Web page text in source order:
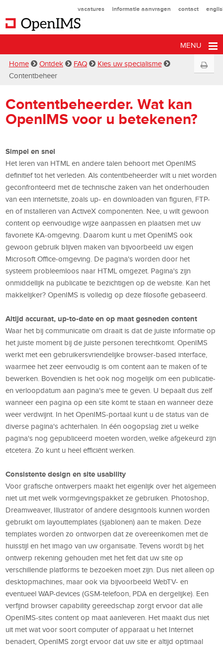
vacatures informatie aanvragen contact
MENU
Home Ontdek FAQ
Kies uw specialisme
Contentbeheer
Contentbeheerder. Wat kan
OpenIMS voor u betekenen?
Simpel en snel
Het leren van HTML en andere talen behoort met OpenIMS
definitief tot het verleden. Als contentbeheerder wilt u niet worden
geconfronteerd met de technische zaken van het onderhouden
van een internetsite, zoals up- en downloaden van figuren, FTP-
en of installeren van ActiveX componenten. Nee, u wilt gewoon
content op eenvoudige wijze aanpassen en plaatsen met uw
favoriete KA-omgeving. Daarom kunt u met OpenIMS ook
gewoon gebruik blijven maken van bijvoorbeeld uw eigen
Microsoft Office-omgeving. De pagina's worden door het
systeem probleemloos naar HTML omgezet. Pagina's zijn
onmiddellijk na publicatie te bezichtigen op de website. Kan het
makkelijker? OpenIMS is volledig op deze filosofie gebaseerd.
Altijd accuraat, up-to-date en op maat gesneden content
Waar het bij communicatie om draait is dat de juiste informatie op
het juiste moment bij de juiste personen terechtkomt. OpenIMS
werkt met een gebruikersvriendelijke browser-based interface,
waarmee het zeer eenvoudig is om content aan te maken of te
bewerken. Bovendien is het ook nog mogelijk om een publicatie-
en verloopdatum aan pagina's mee te geven. U bepaalt dus zelf
wanneer een pagina op een site komt te staan en wanneer deze
weer verdwijnt. In het OpenIMS-portaal kunt u de status van de
diverse pagina's achterhalen. In één oogopslag ziet u welke
pagina's nog gepubliceerd moeten worden, welke afgekeurd zijn
etcetera. Zo kunt u heel efficiënt werken.
Consistente design en site usability
Voor grafische ontwerpers maakt het eigenlijk over het algemeen
niet uit met welk vormgevingspakket ze gebruiken. Photoshop,
Dreamweaver, Illustrator of andere designtools kunnen worden
gebruikt om layouttemplates (sjablonen) aan te maken. Deze
templates worden zo ontworpen dat ze overeenkomen met de
huisstijl en het imago van uw organisatie. Tevens wordt bij het
ontwerp rekening gehouden met het feit dat uw site op
verschillende platforms te bezoeken moet zijn. Dus niet alleen op
desktopmachines, maar ook via bijvoorbeeld WebTV- en
eventueel WAP-devices (GSM-telefoon, PDA en dergelijke). Een
verfijnd browser capability gereedschap zorgt ervoor dat alle
OpenIMS-sites content op maat aanleveren. Het maakt dus niet
uit met wat voor soort computer of apparaat u het Internet
benadert, OpenIMS zorgt ervoor dat uw site er altijd optimaal